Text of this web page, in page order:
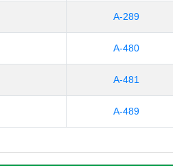
A-289
A-480
A-481
A-489